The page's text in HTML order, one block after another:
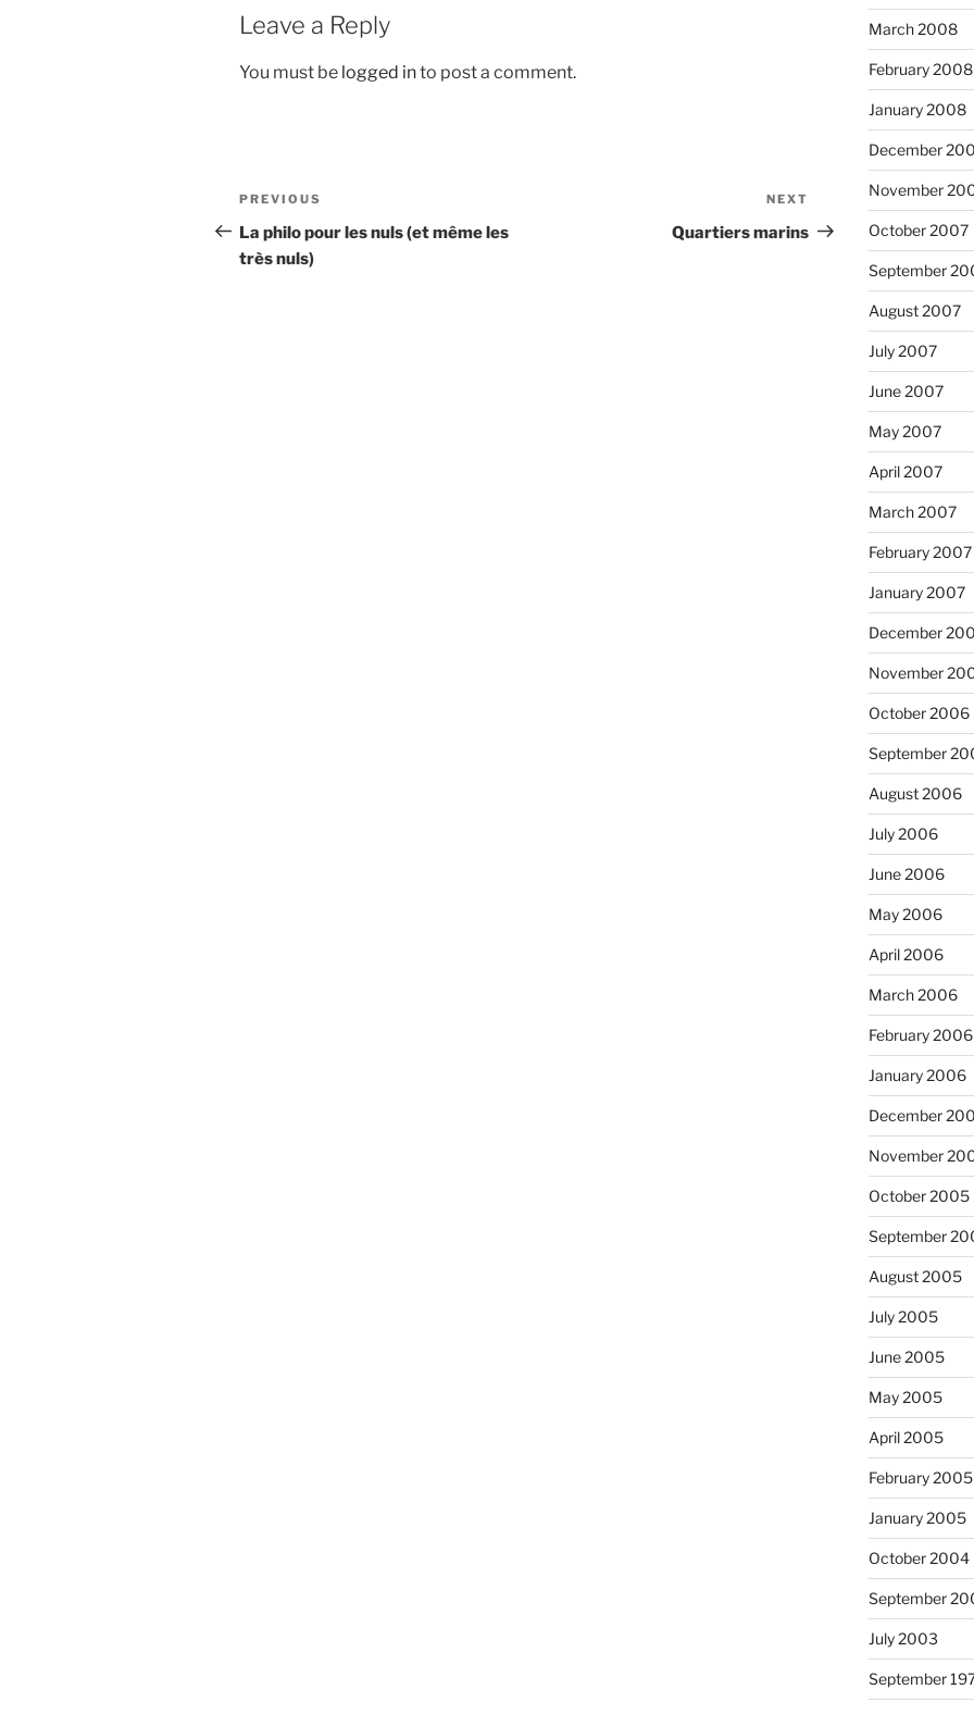
Leave a Reply
You must be logged into post a comment.
Post
navigation
Previous
Post
PREVIOUS
La philo pour les nuls (et même les
très nuls)
Post
NEXT
Quartiers marins
March 2008
February 2008
January 2008
December
November
October 2007
September
August 2007
July 2007
June 2007
May 2007
April 2007
March 2007
February 2007
January 2007
December
November
October 2006
September
August 2006
July 2006
June 2006
May 2006
April 2006
March 2006
February 2006
January 2006
December
November
October 2005
September
August 2005
July 2005
June 2005
May 2005
April 2005
February 2005
January 2005
October 2004
September
July 2003
September